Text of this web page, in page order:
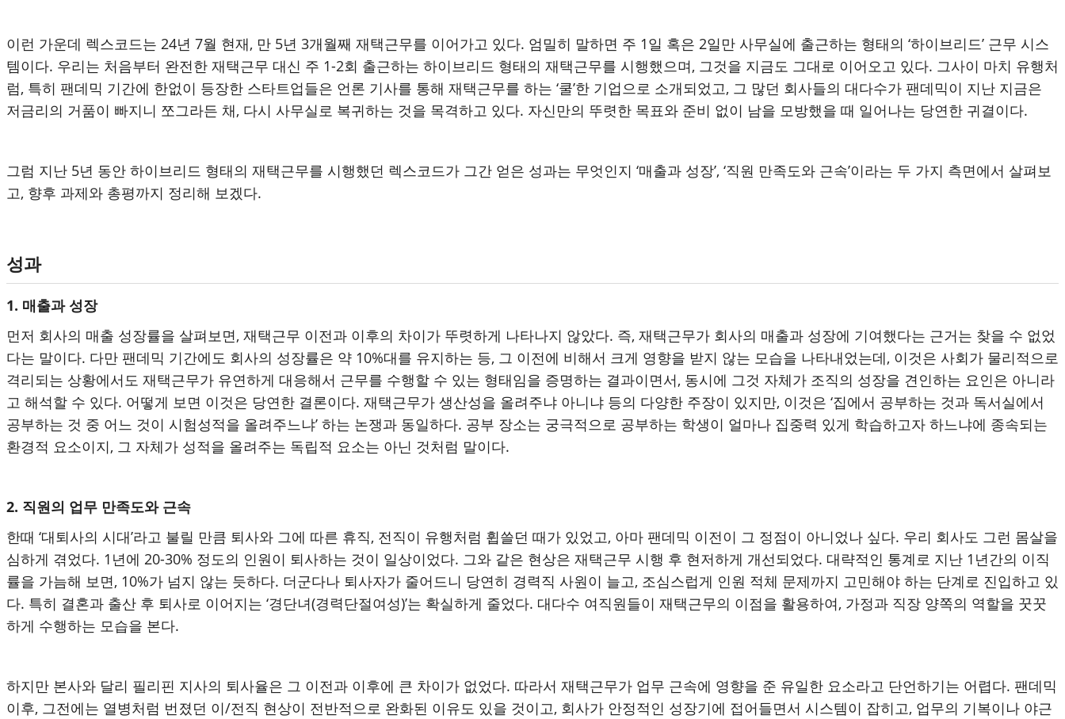
이런 가운데 렉스코드는 24년 7월 현재, 만 5년 3개월째 재택근무를 이어가고 있다. 엄밀히 말하면 주 1일 혹은 2일만 사무실에 출근하는 형태의 ‘하이브리드’ 근무 시스
템이다. 우리는 처음부터 완전한 재택근무 대신 주 1-2회 출근하는 하이브리드 형태의 재택근무를 시행했으며, 그것을 지금도 그대로 이어오고 있다. 그사이 마치 유행처
럼, 특히 팬데믹 기간에 한없이 등장한 스타트업들은 언론 기사를 통해 재택근무를 하는 ‘쿨’한 기업으로 소개되었고, 그 많던 회사들의 대다수가 팬데믹이 지난 지금은
저금리의 거품이 빠지니 쪼그라든 채, 다시 사무실로 복귀하는 것을 목격하고 있다. 자신만의 뚜렷한 목표와 준비 없이 남을 모방했을 때 일어나는 당연한 귀결이다.
그럼 지난 5년 동안 하이브리드 형태의 재택근무를 시행했던 렉스코드가 그간 얻은 성과는 무엇인지 ‘매출과 성장’, ‘직원 만족도와 근속’이라는 두 가지 측면에서 살펴보
고, 향후 과제와 총평까지 정리해 보겠다.
성과
1. 매출과 성장
먼저 회사의 매출 성장률을 살펴보면, 재택근무 이전과 이후의 차이가 뚜렷하게 나타나지 않았다. 즉, 재택근무가 회사의 매출과 성장에 기여했다는 근거는 찾을 수 없었
다는 말이다. 다만 팬데믹 기간에도 회사의 성장률은 약 10%대를 유지하는 등, 그 이전에 비해서 크게 영향을 받지 않는 모습을 나타내었는데, 이것은 사회가 물리적으로
격리되는 상황에서도 재택근무가 유연하게 대응해서 근무를 수행할 수 있는 형태임을 증명하는 결과이면서, 동시에 그것 자체가 조직의 성장을 견인하는 요인은 아니라
고 해석할 수 있다. 어떻게 보면 이것은 당연한 결론이다. 재택근무가 생산성을 올려주냐 아니냐 등의 다양한 주장이 있지만, 이것은 ‘집에서 공부하는 것과 독서실에서
공부하는 것 중 어느 것이 시험성적을 올려주느냐’ 하는 논쟁과 동일하다. 공부 장소는 궁극적으로 공부하는 학생이 얼마나 집중력 있게 학습하고자 하느냐에 종속되는
환경적 요소이지, 그 자체가 성적을 올려주는 독립적 요소는 아닌 것처럼 말이다.
2. 직원의 업무 만족도와 근속
한때 ‘대퇴사의 시대’라고 불릴 만큼 퇴사와 그에 따른 휴직, 전직이 유행처럼 휩쓸던 때가 있었고, 아마 팬데믹 이전이 그 정점이 아니었나 싶다. 우리 회사도 그런 몸살을
심하게 겪었다. 1년에 20-30% 정도의 인원이 퇴사하는 것이 일상이었다. 그와 같은 현상은 재택근무 시행 후 현저하게 개선되었다. 대략적인 통계로 지난 1년간의 이직
률을 가늠해 보면, 10%가 넘지 않는 듯하다. 더군다나 퇴사자가 줄어드니 당연히 경력직 사원이 늘고, 조심스럽게 인원 적체 문제까지 고민해야 하는 단계로 진입하고 있
다. 특히 결혼과 출산 후 퇴사로 이어지는 ‘경단녀(경력단절여성)’는 확실하게 줄었다. 대다수 여직원들이 재택근무의 이점을 활용하여, 가정과 직장 양쪽의 역할을 꿋꿋
하게 수행하는 모습을 본다.
하지만 본사와 달리 필리핀 지사의 퇴사율은 그 이전과 이후에 큰 차이가 없었다. 따라서 재택근무가 업무 근속에 영향을 준 유일한 요소라고 단언하기는 어렵다. 팬데믹
이후, 그전에는 열병처럼 번졌던 이/전직 현상이 전반적으로 완화된 이유도 있을 것이고, 회사가 안정적인 성장기에 접어들면서 시스템이 잡히고, 업무의 기복이나 야근